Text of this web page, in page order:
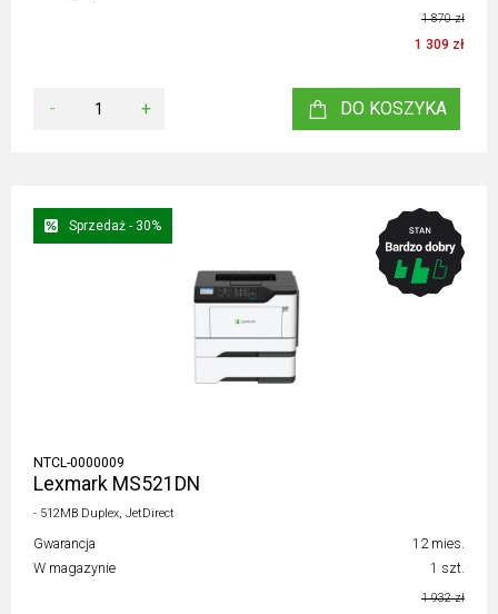
1 870 zł
1 309 zł
- + DO KOSZYKA
Sprzedaż - 30%
NTCL-0000009
Lexmark MS521DN
- 512MB Duplex, JetDirect
Gwarancja
12 mies.
W magazynie
1 szt.
1 932 zł